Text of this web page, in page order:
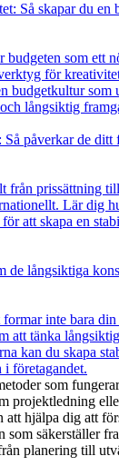
Så skapar du en
budgeten som ett
för
budgetkultur som
långsiktig
påverkar de ditt
från prissättning
Lär dig
att skapa en
de långsiktiga
inte bara
att tänka
kan du skapa
företagandet.
som fungerar
projektledning
att hjälpa dig att
som säkerställer
planering till